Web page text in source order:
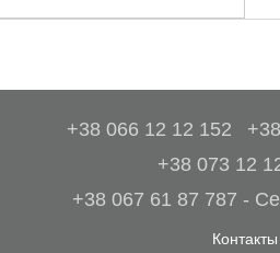
+38 066 12 12 152
+38 073 12
+38 067 61 87 787 -
Контакты